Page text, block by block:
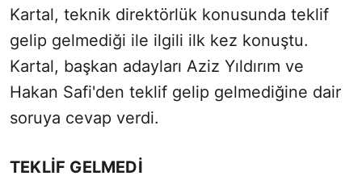
Kartal, teknik direktörlük konusunda teklif
gelip gelmediği ile ilgili ilk kez konuştu.
Kartal, başkan adayları Aziz Yıldırım ve
Hakan Safi'den teklif gelip gelmediğine dair
soruya cevap verdi.
TEKLİF GELMEDİ